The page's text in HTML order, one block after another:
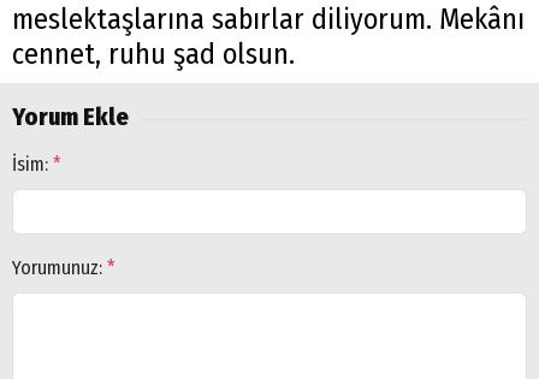
meslektaşlarına sabırlar diliyorum. Mekânı
cennet, ruhu şad olsun.
Yorum Ekle
İsim: *
Yorumunuz: *